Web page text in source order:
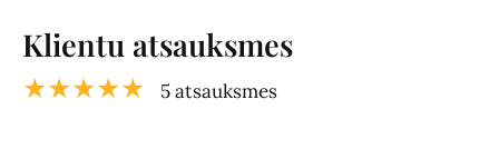
Klientu atsauksmes
★★★★★ 5 atsauksmes